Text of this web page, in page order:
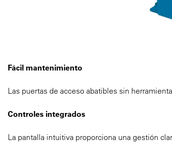
Fácil mantenimiento
Las puertas de acceso abatibles sin
Controles integrados
La pantalla intuitiva proporciona una gestión